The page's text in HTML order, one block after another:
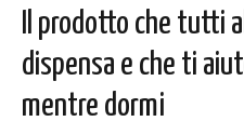
Il prodotto che tutti
dispensa e che ti
mentre dormi